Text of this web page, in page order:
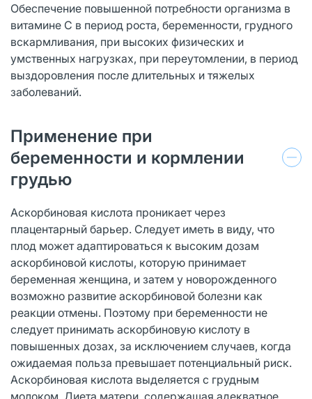
Обеспечение повышенной потребности организма в
витамине С в период роста, беременности, грудного
вскармливания, при высоких физических и
умственных нагрузках, при переутомлении, в период
выздоровления после длительных и тяжелых
заболеваний.
Применение при
беременности и кормлении
грудью
Аскорбиновая кислота проникает через
плацентарный барьер. Следует иметь в виду, что
плод может адаптироваться к высоким дозам
аскорбиновой кислоты, которую принимает
беременная женщина, и затем у новорожденного
возможно развитие аскорбиновой болезни как
реакции отмены. Поэтому при беременности не
следует принимать аскорбиновую кислоту в
повышенных дозах, за исключением случаев, когда
ожидаемая польза превышает потенциальный риск.
Аскорбиновая кислота выделяется с грудным
молоком. Диета матери, содержащая адекватное